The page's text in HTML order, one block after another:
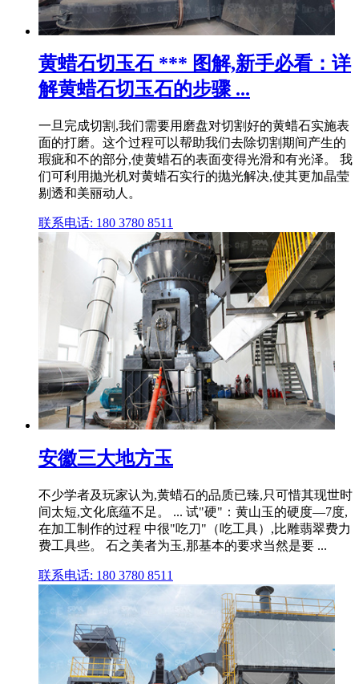
黄蜡石切玉石 *** 图解,新手必看：详
解黄蜡石切玉石的步骤 ...
一旦完成切割,我们需要用磨盘对切割好的黄蜡石实施表
面的打磨。这个过程可以帮助我们去除切割期间产生的
瑕疵和不的部分,使黄蜡石的表面变得光滑和有光泽。 我
们可利用抛光机对黄蜡石实行的抛光解决,使其更加晶莹
剔透和美丽动人。
联系电话: 180 3780 8511
安徽三大地方玉
不少学者及玩家认为,黄蜡石的品质已臻,只可惜其现世时
间太短,文化底蕴不足。 ... 试"硬"：黄山玉的硬度—7度,
在加工制作的过程 中很"吃刀"（吃工具）,比雕翡翠费力
费工具些。 石之美者为玉,那基本的要求当然是要 ...
联系电话: 180 3780 8511